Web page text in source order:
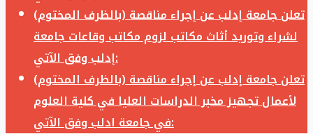
تعلن جامعة إدلب عن إجراء مناقصة (بالظرف المختوم)
لشراء وتوريد أثاث مكاتب لزوم مكاتب وقاعات جامعة
إدلب وفق الآتي:
تعلن جامعة إدلب عن إجراء مناقصة (بالظرف المختوم)
لأعمال تجهيز مخبر الدراسات العليا في كلية العلوم
في جامعة ادلب وفق الآتي: